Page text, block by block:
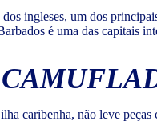
ingleses, um dos
é uma das capitais
caribenha, não leve